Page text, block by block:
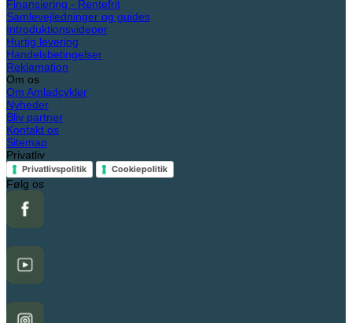
Finansiering - Rentefrit
Samlevejledninger og guides
Introduktionsvideoer
Hurtig levering
Handelsbetingelser
Reklamation
Om os
Om Amladcykler
Nyheder
Bliv partner
Kontakt os
Sitemap
Privatliv
Privatlivspolitik Cookiepolitik
Følg os